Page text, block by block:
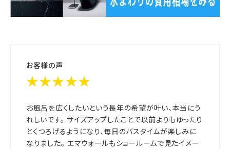
お客様の声
★★★★★
お風呂を広くしたいという長年の希望が叶い、本当にう
れしいです。 サイズアップしたことで以前よりもゆったり
とくつろげるようになり、毎日のバスタイムが楽しみに
なりました。 エマウォールもショールームで見たイメー